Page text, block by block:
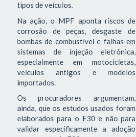
tipos de veículos.
Na ação, o MPF aponta riscos de
corrosão de peças, desgaste de
bombas de combustível e falhas em
sistemas de injeção eletrônica,
especialmente em motocicletas,
veículos antigos e modelos
importados.
Os procuradores argumentam,
ainda, que os estudos usados foram
elaborados para o E30 e não para
validar especificamente a adoção